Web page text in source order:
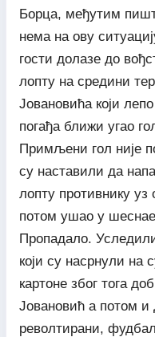
Борца, међутим
нема на ову
гости долазе до
лопту на средини
Јовановића који
погађа ближи угао
Примљени гол није
су наставили да
лопту противнику
потом ушао у
Пропадало.
који су насрнули на
картоне због тога
Јовановић а потом
револтирани,